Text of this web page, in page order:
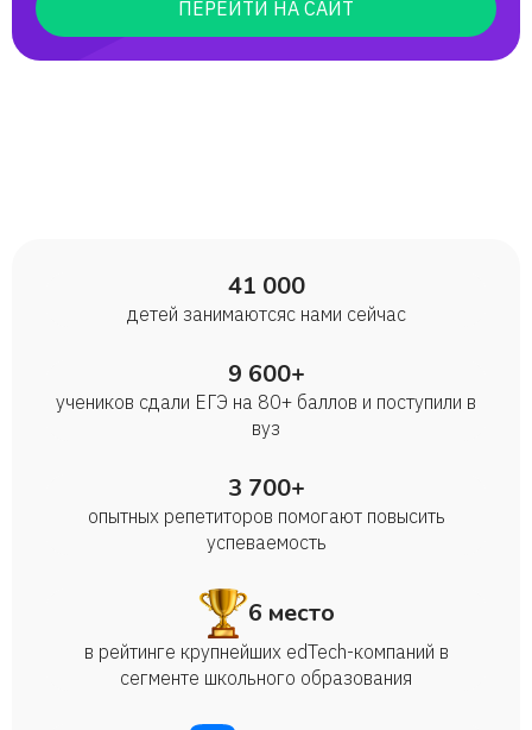
ПЕРЕЙТИ НА САЙТ
41 000
детей занимаются с нами сейчас
9 600+
учеников сдали ЕГЭ на 80+ баллов и поступили в
вуз
3 700+
опытных репетиторов помогают повысить
успеваемость
6 место
в рейтинге крупнейших edTech-компаний в
сегменте школьного образования